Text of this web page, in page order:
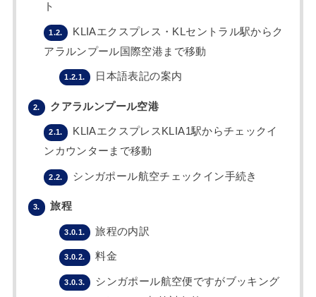
ト
1.2.
KLIAエクスプレス・KLセントラル駅からク
アラルンプール国際空港まで移動
1.2.1. 日本語表記の案内
2. クアラルンプール空港
2.1.
KLIAエクスプレスKLIA1駅からチェックイ
ンカウンターまで移動
2.2. シンガポール航空チェックイン手続き
3. 旅程
3.0.1. 旅程の内訳
3.0.2. 料金
3.0.3.
シンガポール航空便ですがブッキング